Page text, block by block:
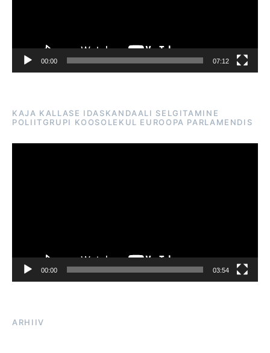
00:00 07:12
KAJA KALLASE IDASKANDAALI SELGITAMINE
POLIITGRUPI KOOSOLEKUL EUROOPA PARLAMENDIS
00:00 03:54
ARHIIV